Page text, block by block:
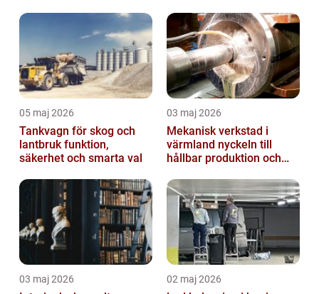
05 maj 2026
Tankvagn för skog och
lantbruk funktion,
säkerhet och smarta val
03 maj 2026
Mekanisk verkstad i
värmland nyckeln till
hållbar produktion och
03 maj 2026 02 maj 2026